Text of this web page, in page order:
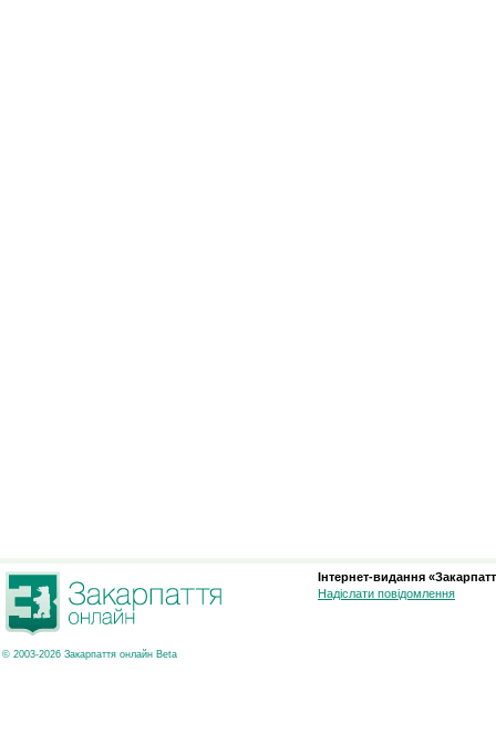
© 2003-2026 Закарпаття онлайн Beta
Інтернет-видання
Надіслати повідомлення